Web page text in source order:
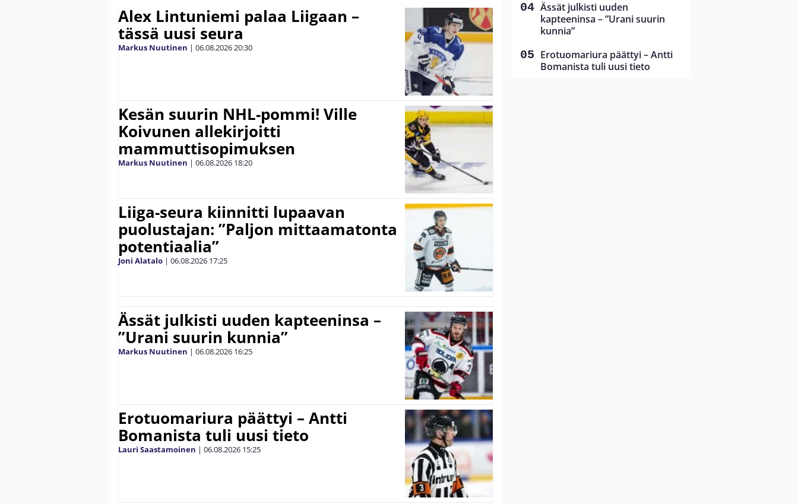
Alex Lintuniemi palaa Liigaan –
tässä uusi seura
Markus Nuutinen | 06.08.202620:30
Kesän suurin NHL-pommi! Ville
Koivunen allekirjoitti
mammuttisopimuksen
Markus Nuutinen | 06.08.2026 18:20
Liiga-seura kiinnitti lupaavan
puolustajan: ”Paljon mittaamatonta
potentiaalia”
Joni Alatalo | 06.08.2026 17:25
Ässät julkisti uuden kapteeninsa –
”Urani suurin kunnia”
Markus Nuutinen | 06.08.2026 16:25
Erotuomariura päättyi – Antti
Bomanista tuli uusi tieto
Lauri Saastamoinen | 06.08.2026 15:25
Ässät julkisti uuden
kapteeninsa – ”Urani suurin
kunnia”
Erotuomariura päättyi – Antti
Bomanista tuli uusi tieto